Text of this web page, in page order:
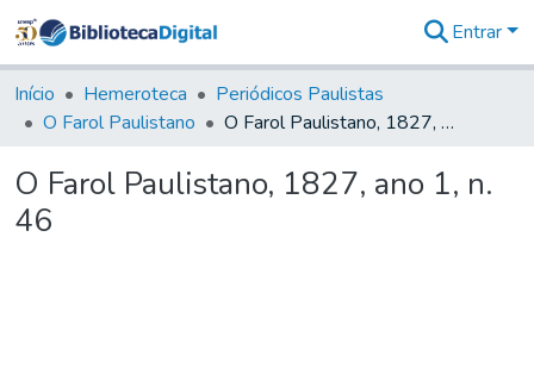
&
Coleções
Tudo na
Digital
Entrar
Início Hemeroteca
Periódicos Paulistas
O Farol Paulistano
O Farol Paulistano, 1827, ano 1, n. 46
O Farol Paulistano, 1827, ano 1, n.
46